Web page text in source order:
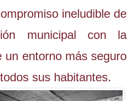
ineludible de
municipal con la
un entorno más seguro
sus habitantes.